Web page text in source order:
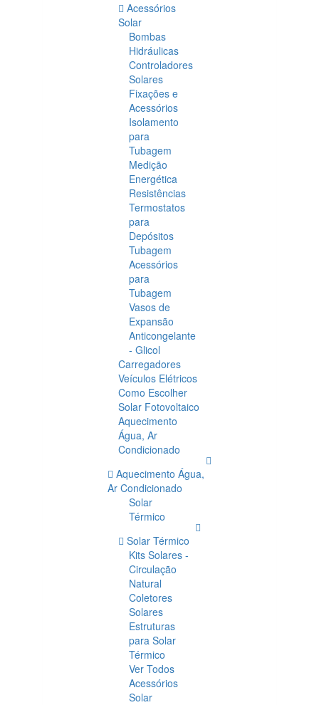
Acessórios
Solar
Bombas
Hidráulicas
Controladores
Solares
Fixações e
Acessórios
Isolamento
para
Tubagem
Medição
Energética
Resistências
Termostatos
para
Depósitos
Tubagem
Acessórios
para
Tubagem
Vasos de
Expansão
Anticongelante
- Glicol
Carregadores
Veículos Elétricos
Como Escolher
Solar Fotovoltaico
Aquecimento
Água, Ar
Condicionado
Aquecimento Água,
Ar Condicionado
Solar
Térmico
Solar Térmico
Kits Solares -
Circulação
Natural
Coletores
Solares
Estruturas
para Solar
Térmico
Ver Todos
Acessórios
Solar